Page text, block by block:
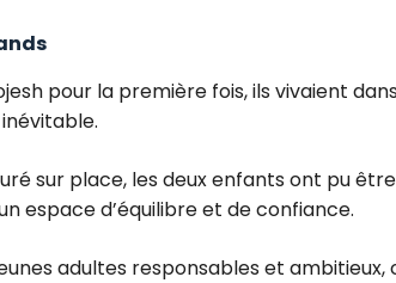
pour la première fois, ils vivaient
sur place, les deux enfants ont pu
espace d’équilibre et de confiance.
adultes responsables et